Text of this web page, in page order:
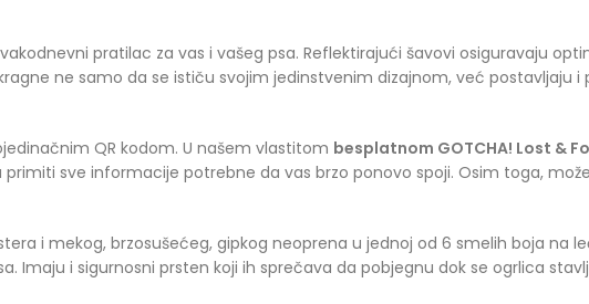
pratilac za vas i vašeg psa. Reflektirajući šavovi osiguravaju
ne samo da se ističu svojim jedinstvenim dizajnom, već postavljaju
QR kodom. U našem vlastitom besplatnom GOTCHA! Lost &
sve informacije potrebne da vas brzo ponovo spoji. Osim toga,
i mekog, brzosušećeg, gipkog neoprena u jednoj od 6 smelih boja na
Imaju i sigurnosni prsten koji ih sprečava da pobjegnu dok se ogrlica